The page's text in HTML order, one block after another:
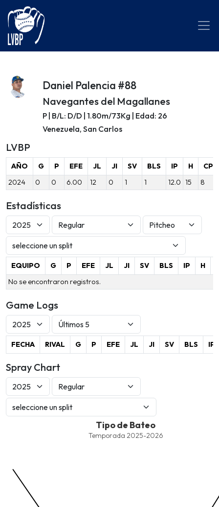
Daniel Palencia #88
Navegantes del Magallanes
P | B/L: D/D | 1.80m/73Kg | Edad: 26
Venezuela, San Carlos
LVBP
AÑO G P EFE JL JI SV BLS IP H
CP
2024
0 0 6.00 12 0 1 1 12.0 15 8
Estadísticas
EQUIPO G P EFE JL JI SV BLS IP H
No se encontraron registros.
Game Logs
FECHA RIVAL G P EFE JL JI SV BLS IP
Spray Chart
The chart has 1 X axis displaying values. Data ranges from -
The chart has 1 Y axis displaying values. Data ranges from -
Tipo de Bateo
Temporada 2025-2026